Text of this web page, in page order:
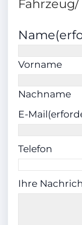
Getriebe
Name
Vorname
Nachname
E-Mail
Telefon
Ihre